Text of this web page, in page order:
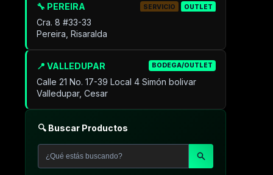
📍 VALLEDUPAR BODEGA/OUTLET
Calle 21 No. 17-39 Local 4 Simón bolivar
Valledupar, Cesar
🔧 PEREIRA SERVICIO OUTLET
Cra. 8 #33-33
Pereira, Risaralda
🔍 Buscar Productos